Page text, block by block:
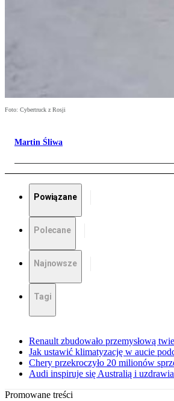
Foto: Cybertruck z Rosji
Martin Śliwa
Powiązane
Polecane
Najnowsze
Tagi
Renault zbudowało przemysłową
Jak ustawić klimatyzację w aucie
Chery przekroczyło 20 milionów
Audi inspiruje się Australią i
Promowane treści